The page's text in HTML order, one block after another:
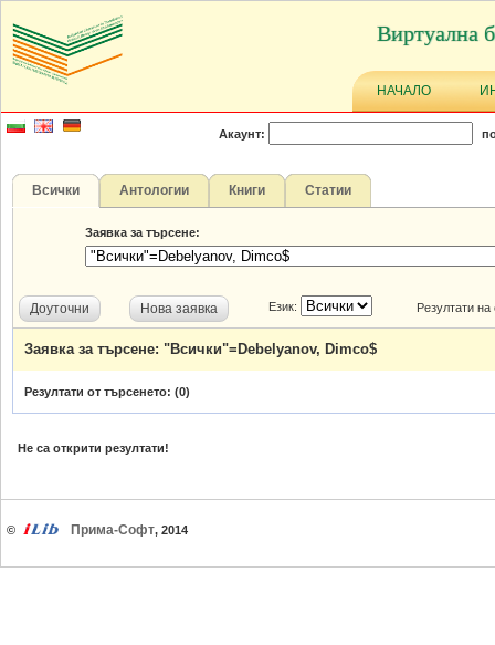
Виртуална
НАЧАЛО
Акаунт:
Всички Антологии Книги Статии
Заявка за търсене:
Доуточни Нова заявка Език: Резултати
Заявка за търсене: "Всички"=Debelyanov, Dimco$
Резултати от търсенето: (0)
Не са открити резултати!
© Прима-Софт, 2014